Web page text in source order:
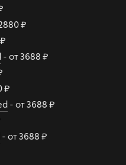
₽
- от 3688 ₽
₽
- от 3688 ₽
- от 3688 ₽